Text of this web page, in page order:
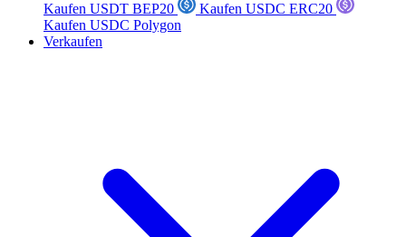
Kaufen USDT BEP20
Kaufen USDC ERC20
Kaufen USDC Polygon
Verkaufen